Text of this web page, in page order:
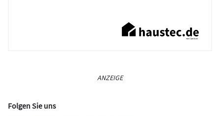
ANZEIGE
Folgen Sie uns